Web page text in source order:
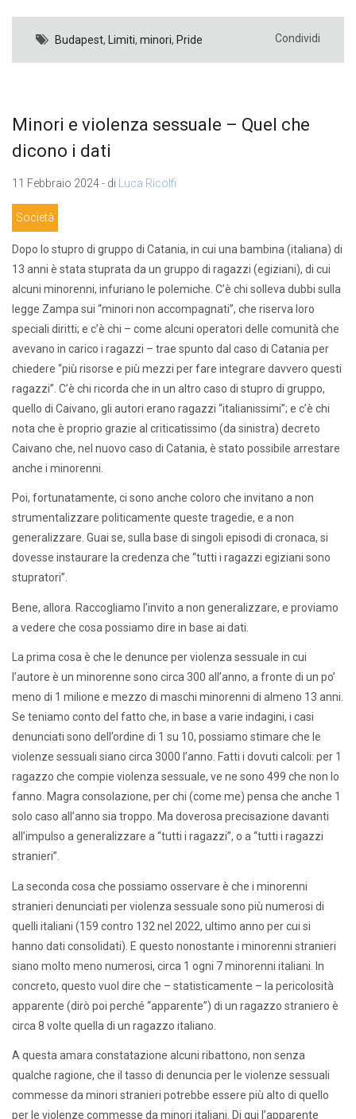
Budapest, Limiti, minori, Pride Condividi
Minori e violenza sessuale – Quel che
dicono i dati
11 Febbraio 2024 - di Luca Ricolfi
Società
Dopo lo stupro di gruppo di Catania, in cui una bambina (italiana) di
13 anni è stata stuprata da un gruppo di ragazzi (egiziani), di cui
alcuni minorenni, infuriano le polemiche. C’è chi solleva dubbi sulla
legge Zampa sui “minori non accompagnati”, che riserva loro
speciali diritti; e c’è chi – come alcuni operatori delle comunità che
avevano in carico i ragazzi – trae spunto dal caso di Catania per
chiedere “più risorse e più mezzi per fare integrare davvero questi
ragazzi”. C’è chi ricorda che in un altro caso di stupro di gruppo,
quello di Caivano, gli autori erano ragazzi “italianissimi”; e c’è chi
nota che è proprio grazie al criticatissimo (da sinistra) decreto
Caivano che, nel nuovo caso di Catania, è stato possibile arrestare
anche i minorenni.
Poi, fortunatamente, ci sono anche coloro che invitano a non
strumentalizzare politicamente queste tragedie, e a non
generalizzare. Guai se, sulla base di singoli episodi di cronaca, si
dovesse instaurare la credenza che “tutti i ragazzi egiziani sono
stupratori”.
Bene, allora. Raccogliamo l’invito a non generalizzare, e proviamo
a vedere che cosa possiamo dire in base ai dati.
La prima cosa è che le denunce per violenza sessuale in cui
l’autore è un minorenne sono circa 300 all’anno, a fronte di un po’
meno di 1 milione e mezzo di maschi minorenni di almeno 13 anni.
Se teniamo conto del fatto che, in base a varie indagini, i casi
denunciati sono dell’ordine di 1 su 10, possiamo stimare che le
violenze sessuali siano circa 3000 l’anno. Fatti i dovuti calcoli: per 1
ragazzo che compie violenza sessuale, ve ne sono 499 che non lo
fanno. Magra consolazione, per chi (come me) pensa che anche 1
solo caso all’anno sia troppo. Ma doverosa precisazione davanti
all’impulso a generalizzare a “tutti i ragazzi”, o a “tutti i ragazzi
stranieri”.
La seconda cosa che possiamo osservare è che i minorenni
stranieri denunciati per violenza sessuale sono più numerosi di
quelli italiani (159 contro 132 nel 2022, ultimo anno per cui si
hanno dati consolidati). E questo nonostante i minorenni stranieri
siano molto meno numerosi, circa 1 ogni 7 minorenni italiani. In
concreto, questo vuol dire che – statisticamente – la pericolosità
apparente (dirò poi perché “apparente”) di un ragazzo straniero è
circa 8 volte quella di un ragazzo italiano.
A questa amara constatazione alcuni ribattono, non senza
qualche ragione, che il tasso di denuncia per le violenze sessuali
commesse da minori stranieri potrebbe essere più alto di quello
per le violenze commesse da minori italiani. Di qui l’apparente